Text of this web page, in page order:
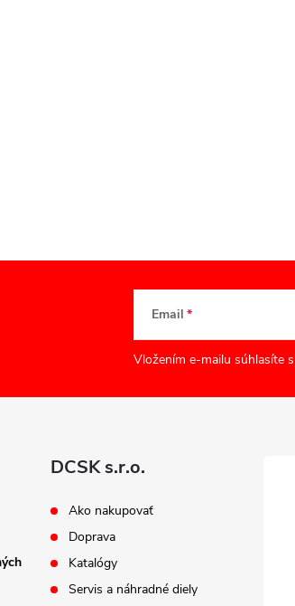
Email
Vložením e-mailu súhlasíte s
DCSK s.r.o.
Ako nakupovať
Doprava
Katalógy
Servis a náhradné diely